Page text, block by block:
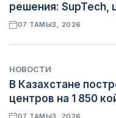
решения: SupTech,
07 ТАМЫЗ, 2026
НОВОСТИ
В Казахстане
центров на 1 850
07 ТАМЫЗ, 2026